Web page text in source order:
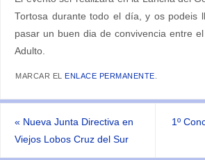
Tortosa durante todo el día, y os podeis
pasar un buen dia de convivencia entre
Adulto.
MARCAR ELENLACE PERMANENTE
« Nueva Junta Directiva en
Viejos Lobos Cruz del Sur
1º